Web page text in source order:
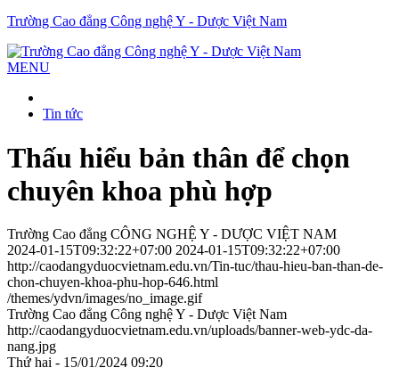
Trường Cao đẳng Công nghệ Y - Dược Việt Nam
MENU
Tin tức
Thấu hiểu bản thân để chọn
chuyên khoa phù hợp
Trường Cao đẳng CÔNG NGHỆ Y - DƯỢC VIỆT NAM
2024-01-15T09:32:22+07:00 2024-01-15T09:32:22+07:00
http://caodangyduocvietnam.edu.vn/Tin-tuc/thau-hieu-ban-than-de-
chon-chuyen-khoa-phu-hop-646.html
/themes/ydvn/images/no_image.gif
Trường Cao đẳng Công nghệ Y - Dược Việt Nam
http://caodangyduocvietnam.edu.vn/uploads/banner-web-ydc-da-
nang.jpg
Thứ hai - 15/01/2024 09:20